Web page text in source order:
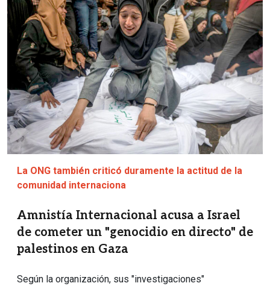
La ONG también criticó duramente la actitud de la
comunidad internaciona
Amnistía Internacional acusa a Israel
de cometer un "genocidio en directo" de
palestinos en Gaza
Según la organización, sus "investigaciones"